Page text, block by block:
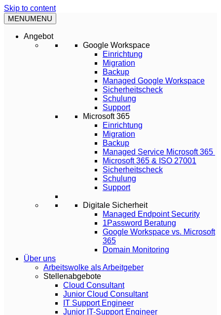
Skip to content
MENUMENU
Angebot
Google Workspace
Einrichtung
Migration
Backup
Managed Google Workspace
Sicherheitscheck
Schulung
Support
Microsoft 365
Einrichtung
Migration
Backup
Managed Service Microsoft 365
Microsoft 365 & ISO 27001
Sicherheitscheck
Schulung
Support
Digitale Sicherheit
Managed Endpoint Security
1Password Beratung
Google Workspace vs. Microsoft
365
Domain Monitoring
Über uns
Arbeitswolke als Arbeitgeber
Stellenabgebote
Cloud Consultant
Junior Cloud Consultant
IT Support Engineer
Junior IT-Support Engineer